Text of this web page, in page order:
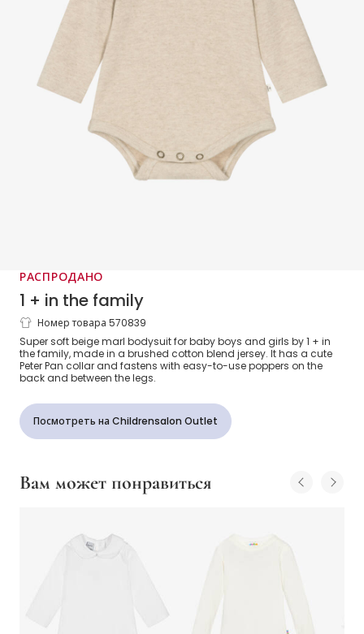
РАСПРОДАНО
1 + in the family
Beige Cotton Bodysuit
Номер товара 570839
Super soft beige marl bodysuit for baby boys and girls by 1 + in
the family, made in a brushed cotton blend jersey. It has a cute
Peter Pan collar and fastens with easy-to-use poppers on the
back and between the legs.
Посмотреть на Childrensalon Outlet
Вам может понравиться